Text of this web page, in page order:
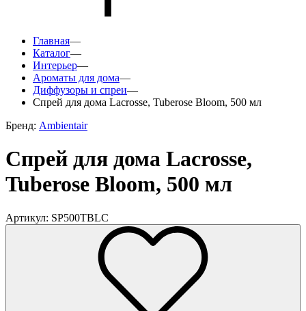
Главная—
Каталог—
Интерьер—
Ароматы для дома—
Диффузоры и спреи—
Спрей для дома Lacrosse, Tuberose Bloom, 500 мл
Бренд: Ambientair
Спрей для дома Lacrosse,
Tuberose Bloom, 500 мл
Артикул: SP500TBLC